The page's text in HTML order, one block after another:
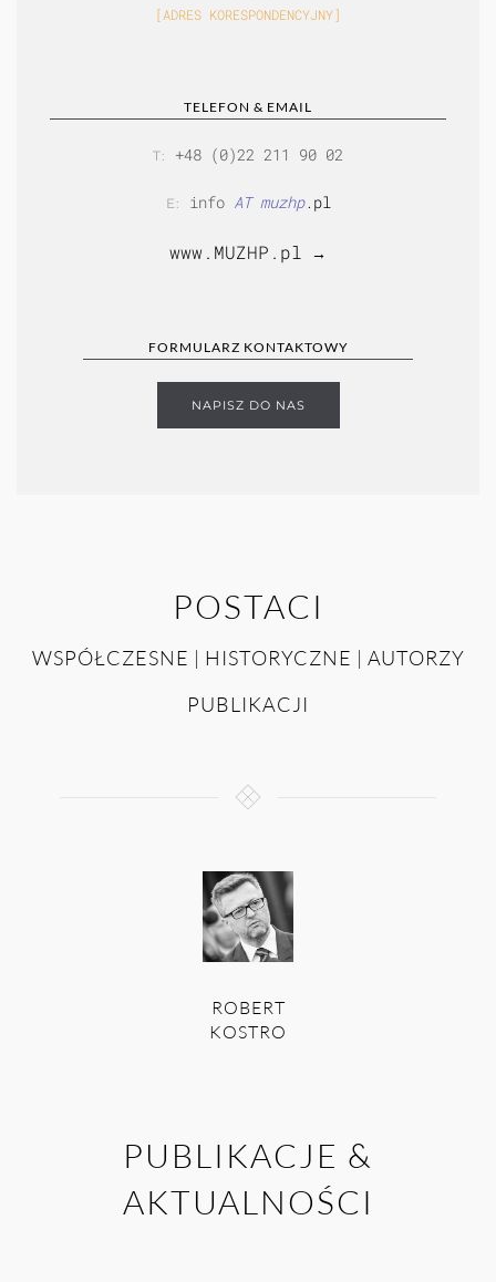
[ADRES KORESPONDENCYJNY]
TELEFON & EMAIL
T: +48 (0)22 211 90 02
E: info AT muzhp.pl
www.MUZHP.pl →
FORMULARZ KONTAKTOWY
NAPISZ DO NAS
POSTACI
WSPÓŁCZESNE | HISTORYCZNE | AUTORZY
PUBLIKACJI
ROBERT
KOSTRO
PUBLIKACJE &
AKTUALNOŚCI